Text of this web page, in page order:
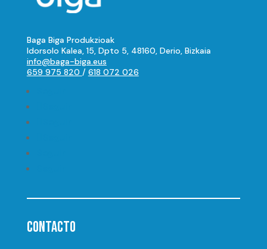
Baga Biga Produkzioak
Idorsolo Kalea, 15, Dpto 5, 48160, Derio, Bizkaia
info@baga-biga.eus
659 975 820 / 618 072 026
CONTACTO